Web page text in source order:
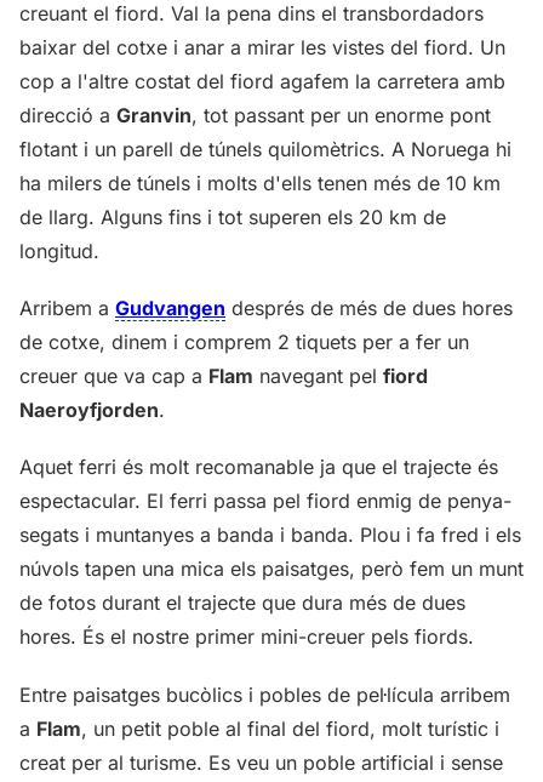
creuant el fiord. Val la pena dins el transbordadors
baixar del cotxe i anar a mirar les vistes del fiord. Un
cop a l'altre costat del fiord agafem la carretera amb
direcció a Granvin, tot passant per un enorme pont
flotant i un parell de túnels quilomètrics. A Noruega hi
ha milers de túnels i molts d'ells tenen més de 10 km
de llarg. Alguns fins i tot superen els 20 km de
longitud.
Arribem a Gudvangen després de més de dues hores
de cotxe, dinem i comprem 2 tiquets per a fer un
creuer que va cap a Flam navegant pel fiord
Naeroyfjorden.
Aquet ferri és molt recomanable ja que el trajecte és
espectacular. El ferri passa pel fiord enmig de penya-
segats i muntanyes a banda i banda. Plou i fa fred i els
núvols tapen una mica els paisatges, però fem un munt
de fotos durant el trajecte que dura més de dues
hores. És el nostre primer mini-creuer pels fiords.
Entre paisatges bucòlics i pobles de pel·lícula arribem
a Flam, un petit poble al final del fiord, molt turístic i
creat per al turisme. Es veu un poble artificial i sense